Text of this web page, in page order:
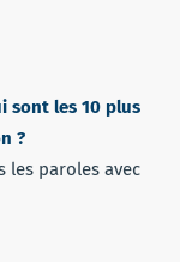
sont les 10 plus
?
les paroles avec